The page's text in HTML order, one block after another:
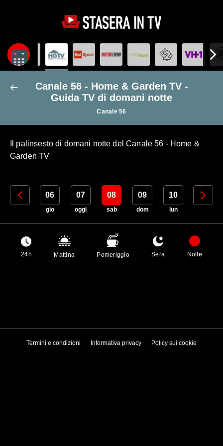
Canale 56 - Home & Garden TV -
Guida TV di domani notte
Canale 56
Il palinsesto di domani notte del Canale 56 - Home &
Garden TV
05 06
gio
07
oggi
08
sab
09
dom
10
lun
11
24h Mattina Pomeriggio Sera Notte
Termini e condizioni Informativa privacy Policy sui cookie